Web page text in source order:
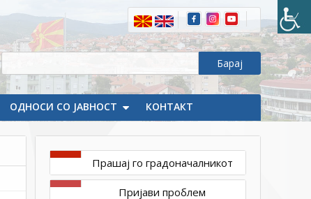
ОДНОСИ СО ЈАВНОСТ КОНТАКТ
1ТП1
Објавен
тендерот
големиот
инфраструктурен
проект
во
Делчево
Прашај го градоначалникот
Пријави проблем